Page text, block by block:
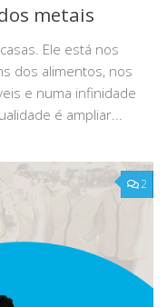
metais
Ele está nos
dos alimentos, nos
e numa infinidade
é ampliar...
2